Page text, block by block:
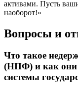
активами. Пусть
наоборот!»
Вопросы и
Что такое
(НПФ) и как они
системы